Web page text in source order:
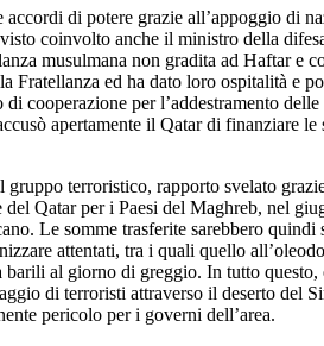
di potere grazie all’appoggio di
coinvolto anche il ministro della
musulmana non gradita ad Haftar e
ed ha dato loro ospitalità e
cooperazione per l’addestramento
apertamente il Qatar di finanziare le
terroristico, rapporto svelato
Qatar per i Paesi del Maghreb, nel
Le somme trasferite sarebbero
attentati, tra i quali quello
al giorno di greggio. In tutto questo,
di terroristi attraverso il deserto del
pericolo per i governi dell’area.